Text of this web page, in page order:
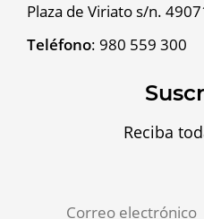
Plaza de Viriato s/n.
Teléfono: 980 559 300
Reciba